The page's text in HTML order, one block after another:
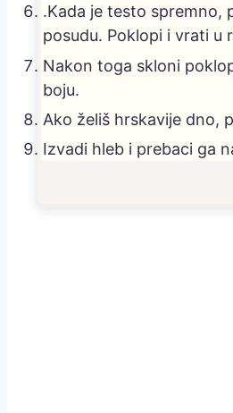
.Kada je testo spremno,
posudu. Poklopi i vrati u
Nakon toga skloni
boju.
Ako želiš hrskavije dno,
Izvadi hleb i prebaci ga